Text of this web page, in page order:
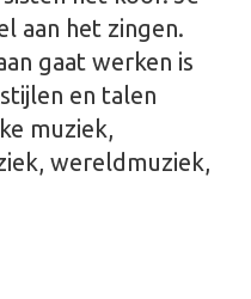
aan het zingen.
gaat werken is
en talen
muziek,
wereldmuziek,